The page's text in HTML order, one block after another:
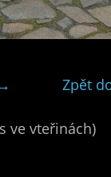
Zpět
ve vteřinách)